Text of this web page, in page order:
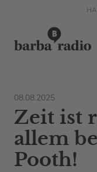
08.08.2025
Zeit ist
allem
Pooth!